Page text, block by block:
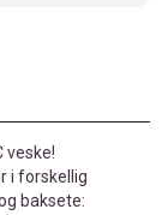
veske!
i forskellig
baksete: